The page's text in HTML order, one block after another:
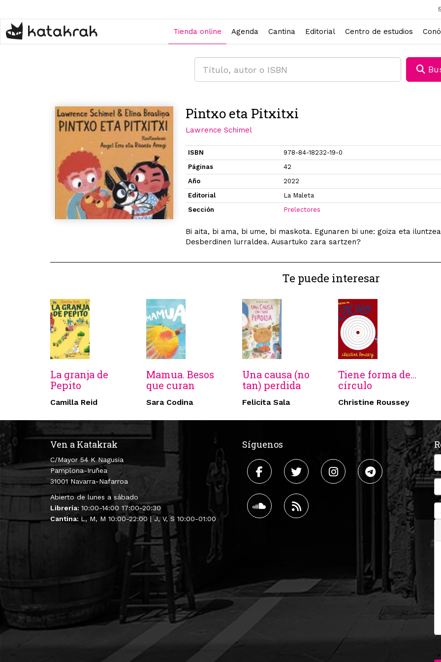
contenido
principal
Tienda online Agenda Cantina Editorial Centro de estudios
Pintxo eta Pitxitxi
Lawrence Schimel
ISBN
978-84-18232-19-0
Páginas
42
Año
2022
Editorial
La Maleta
Sección
Prelectores
Bi aita, bi ama, bi ume, bi maskota. Egunaren bi une: goiza eta
Desberdinen lurraldea. Ausartuko zara sartzen?
Te puede interesar
La granja de
Pepito
Camilla Reid
Mamua. Besos
que curan
Sara Codina
Una causa (no
tan) perdida
Felicita Sala
Tiene forma de...
círculo
Christine Roussey
Ven a Katakrak
C/Mayor 54 K Nagusia
Pamplona-Iruñea
31001 Navarra-Nafarroa
Abierto de lunes a sábado
Librería: 10:00-14:00 17:00-20:30
Cantina: L, M, M 10:00-22:00 | J, V, S 10:00-01:00
Síguenos